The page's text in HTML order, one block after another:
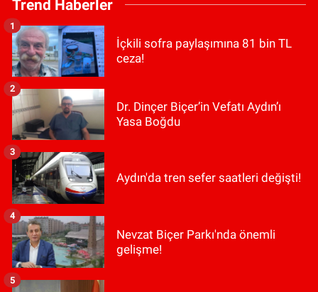
Trend Haberler
İçkili sofra paylaşımına 81 bin TL
ceza!
1
Dr. Dinçer Biçer’in Vefatı Aydın’ı
Yasa Boğdu
2
Aydın'da tren sefer saatleri değişti!
3
Nevzat Biçer Parkı'nda önemli
gelişme!
4
5